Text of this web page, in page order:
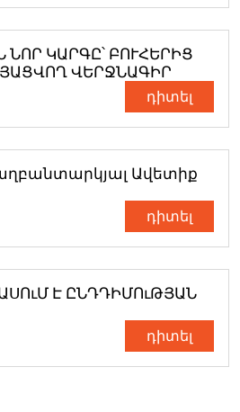
ԿԱՐԳԸ՝ ԲՈՒՀԵՐԻՑ
ՎԵՐՋՆԱԳԻՐ
դիտել
Ավետիք
դիտել
Է ԸՆԴԴԻՄՈւԹՅԱՆ
դիտել